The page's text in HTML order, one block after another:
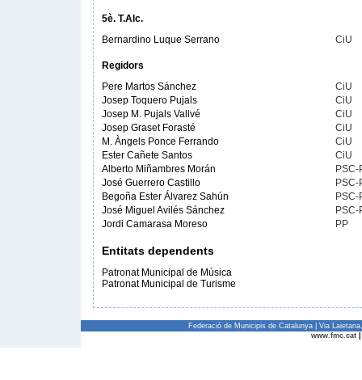
5è. T.Alc.
Bernardino Luque Serrano
CiU
Regidors
Pere Martos Sánchez
CiU
Josep Toquero Pujals
CiU
Josep M. Pujals Vallvé
CiU
Josep Graset Forasté
CiU
M. Àngels Ponce Ferrando
CiU
Ester Cañete Santos
CiU
Alberto Miñambres Morán
PSC-
José Guerrero Castillo
PSC-
Begoña Ester Álvarez Sahún
PSC-
José Miguel Avilés Sánchez
PSC-
Jordi Camarasa Moreso
PP
Entitats dependents
Patronat Municipal de Música
Patronat Municipal de Turisme
Federació de Municipis de Catalunya | Via
www.fmc.cat